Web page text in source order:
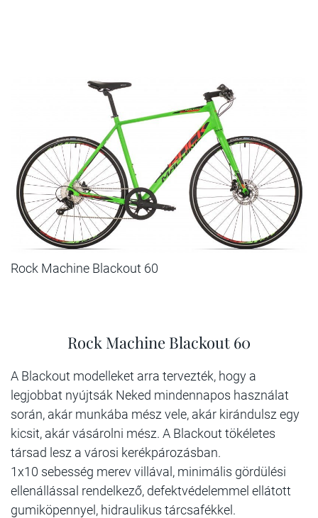
Rock Machine Blackout 60
Rock Machine Blackout 60
A Blackout modelleket arra tervezték, hogy a
legjobbat nyújtsák Neked mindennapos használat
során, akár munkába mész vele, akár kirándulsz egy
kicsit, akár vásárolni mész. A Blackout tökéletes
társad lesz a városi kerékpározásban.
1x10 sebesség merev villával, minimális gördülési
ellenállással rendelkező, defektvédelemmel ellátott
gumiköpennyel, hidraulikus tárcsafékkel.